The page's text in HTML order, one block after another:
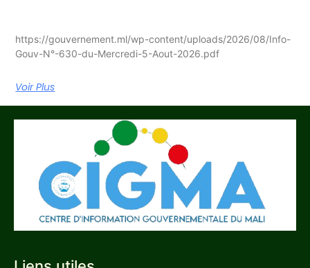
https://gouvernement.ml/wp-content/uploads/2026/08/Info-
Gouv-N°-630-du-Mercredi-5-Aout-2026.pdf
Voir Plus